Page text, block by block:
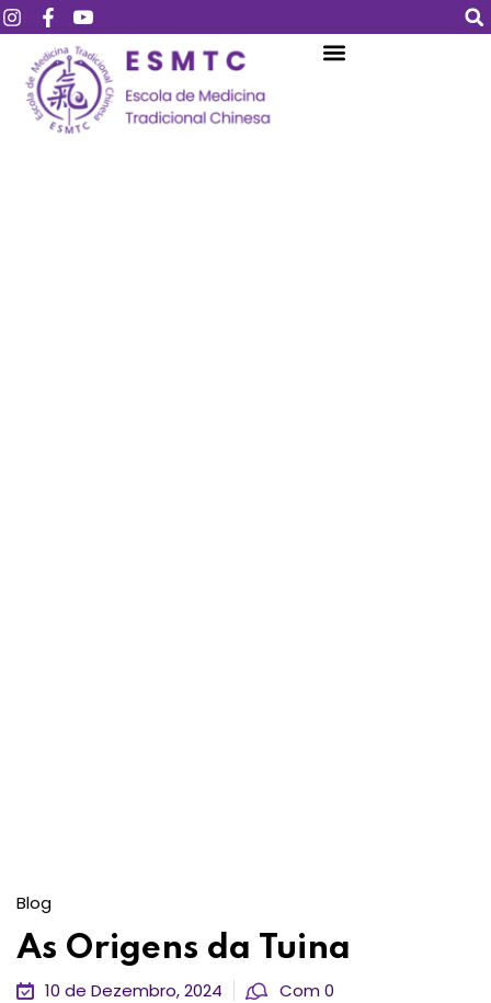
Blog
As Origens da Tuina
10 de Dezembro, 2024 Com 0
Login Assinar
Login